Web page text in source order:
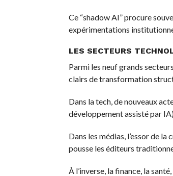
Ce “shadow AI” procure
expérimentations
LES SECTEURS
Parmi les neuf grands
clairs de transformation
Dans la tech, de nouveaux
développement assisté par
Dans les médias, l’essor de
pousse les éditeurs
À l’inverse, la finance, la